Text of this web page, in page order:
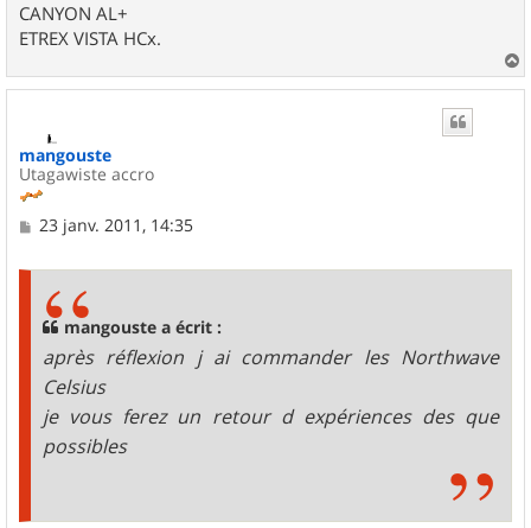
CANYON AL+
ETREX VISTA HCx.
a
mangouste
Utagawiste accro
M
23 janv. 2011, 14:35
mangouste a écrit :
après réflexion j ai commander les Northwave
Celsius
je vous ferez un retour d expériences des que
possibles